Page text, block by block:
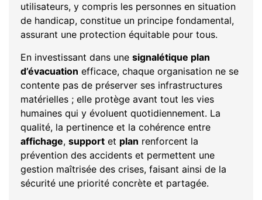
utilisateurs, y compris les personnes en situation
de handicap, constitue un principe fondamental,
assurant une protection équitable pour tous.
En investissant dans une signalétique plan
d’évacuation efficace, chaque organisation ne se
contente pas de préserver ses infrastructures
matérielles ; elle protège avant tout les vies
humaines qui y évoluent quotidiennement. La
qualité, la pertinence et la cohérence entre
affichage, support et plan renforcent la
prévention des accidents et permettent une
gestion maîtrisée des crises, faisant ainsi de la
sécurité une priorité concrète et partagée.